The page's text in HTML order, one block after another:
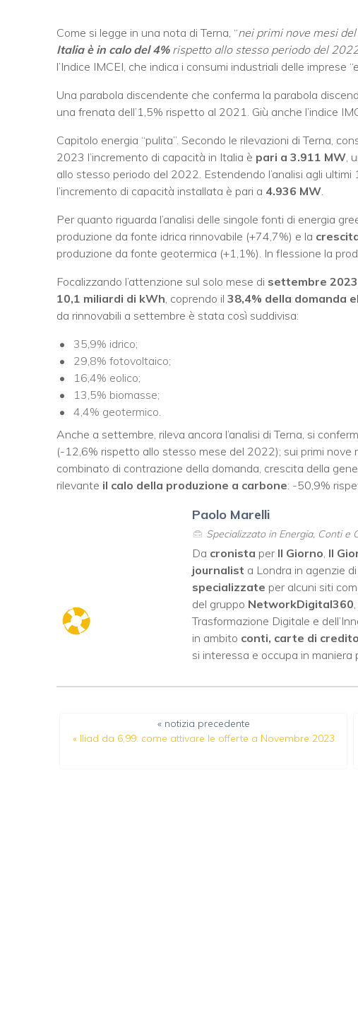
Come si legge in una nota di Terna, “nei primi nove mesi
Italia è in calo del 4%rispetto allo stesso periodo del
l’Indice IMCEI, che indica i consumi industriali delle imprese
Una parabola discendente che conferma la parabola
una frenata dell’1,5% rispetto al 2021. Giù anche l’indice
Capitolo energia “pulita”. Secondo le rilevazioni di Terna,
2023 l’incremento di capacità in Italia è pari a 3.911 MW ,
allo stesso periodo del 2022. Estendendo l’analisi agli
l’incremento di capacità installata è pari a 4.936 MW
Per quanto riguarda l’analisi delle singole fonti di energia
produzione da fonte idrica rinnovabile (+74,7%) e la
produzione da fonte geotermica (+1,1%). In flessione la
Focalizzando l’attenzione sul solo mese di settembre 2023
10,1 miliardi di kWh , coprendo il 38,4% della domanda
da rinnovabili a settembre è stata così suddivisa:
35,9% idrico;
29,8% fotovoltaico;
16,4% eolico;
13,5% biomasse;
4,4% geotermico.
Anche a settembre, rileva ancora l’analisi di Terna, si
(-12,6% rispetto allo stesso mese del 2022); sui primi nove
combinato di contrazione della domanda, crescita della
rilevante il calo della produzione a carbone: -50,9%
Paolo Marelli
Specializzato in Energia, Conti e
Da cronista per Il Giorno Il
journalist a Londra in agenzie
specializzate per alcuni siti
del gruppo NetworkDigital360
Trasformazione Digitale e
in ambito conti, carte di
si interessa e occupa in maniera
« notizia precedente
« Iliad da 6,99: come attivare le offerte a Novembre 2023